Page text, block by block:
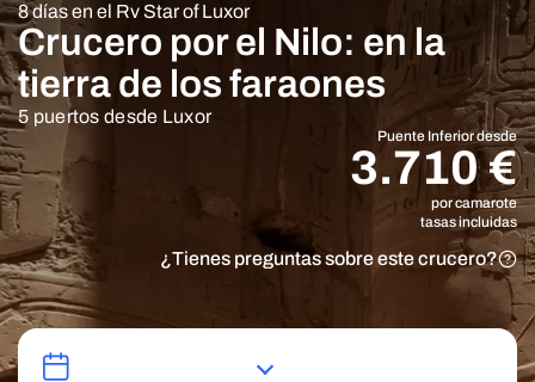
8 días en el Rv Star of Luxor
Crucero por el Nilo: en la
tierra de los faraones
5 puertos desde Luxor
Puente Inferior desde
3.710 €
por camarote
tasas incluidas
¿Tienes preguntas sobre este crucero?